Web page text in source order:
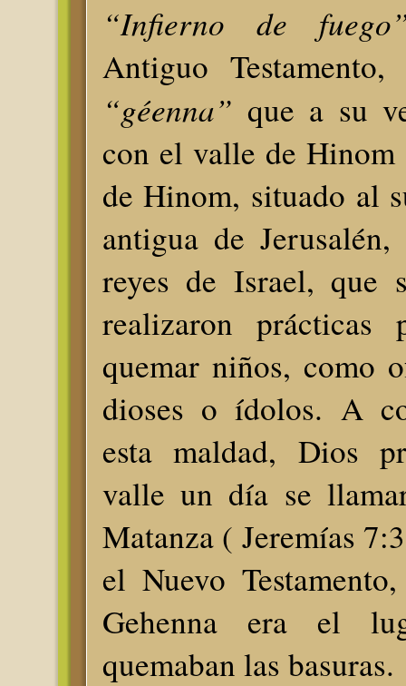
“Infierno de
Antiguo
“géenna” que a su
con el valle de
de Hinom, situado al
antigua de
reyes de Israel, que
realizaron prácticas
quemar niños, como
dioses o ídolos. A
esta maldad, Dios
valle un día se
Matanza ( Jeremías
el Nuevo
Gehenna era el
quemaban las basuras.